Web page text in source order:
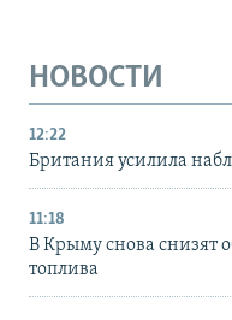
НОВОСТИ
12:22
Британия усилила
11:18
В Крыму снова снизят
топлива